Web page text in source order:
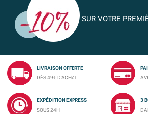
SUR VOTRE
LIVRAISON OFFERTE
DÈS 49€ D'ACHAT
EXPÉDITION EXPRESS
SOUS 24H
3